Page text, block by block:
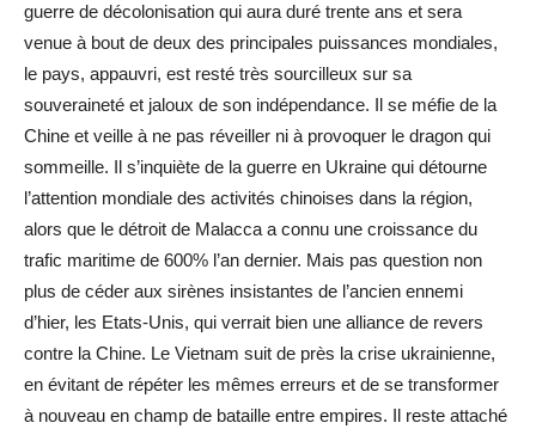
guerre de décolonisation qui aura duré trente ans et sera
venue à bout de deux des principales puissances mondiales,
le pays, appauvri, est resté très sourcilleux sur sa
souveraineté et jaloux de son indépendance. Il se méfie de la
Chine et veille à ne pas réveiller ni à provoquer le dragon qui
sommeille. Il s’inquiète de la guerre en Ukraine qui détourne
l’attention mondiale des activités chinoises dans la région,
alors que le détroit de Malacca a connu une croissance du
trafic maritime de 600% l’an dernier. Mais pas question non
plus de céder aux sirènes insistantes de l’ancien ennemi
d’hier, les Etats-Unis, qui verrait bien une alliance de revers
contre la Chine. Le Vietnam suit de près la crise ukrainienne,
en évitant de répéter les mêmes erreurs et de se transformer
à nouveau en champ de bataille entre empires. Il reste attaché